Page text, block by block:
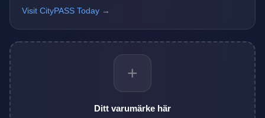
Visit CityPASS Today →
+
Ditt varumärke här